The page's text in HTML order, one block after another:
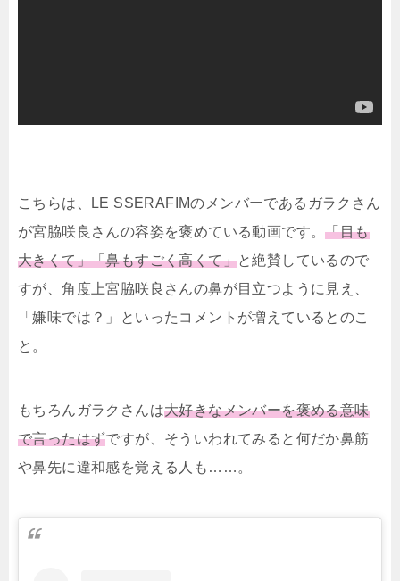
こちらは、LE SSERAFIMのメンバーであるガラクさん
が宮脇咲良さんの容姿を褒めている動画です。「目も
大きくて」「鼻もすごく高くて」と絶賛しているので
すが、角度上宮脇咲良さんの鼻が目立つように見え、
「嫌味では？」といったコメントが増えているとのこ
と。
もちろんガラクさんは大好きなメンバーを褒める意味
で言ったはずですが、そういわれてみると何だか鼻筋
や鼻先に違和感を覚える人も……。